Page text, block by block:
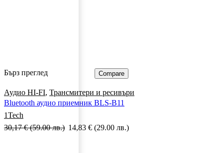
Бърз преглед Compare
Аудио HI-FI, Трансмитери и ресивъри
Bluetooth аудио приемник BLS-B11
1Tech
30,17€ (59.00 лв.) 14,83 € (29.00 лв.)